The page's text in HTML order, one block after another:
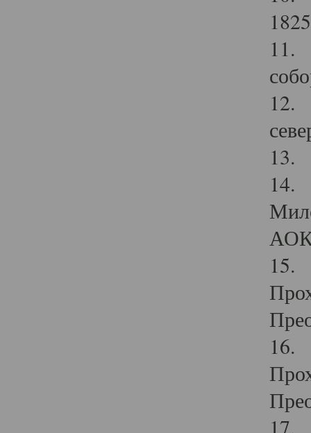
11.
12.
13.
14.
15.
16.
17.